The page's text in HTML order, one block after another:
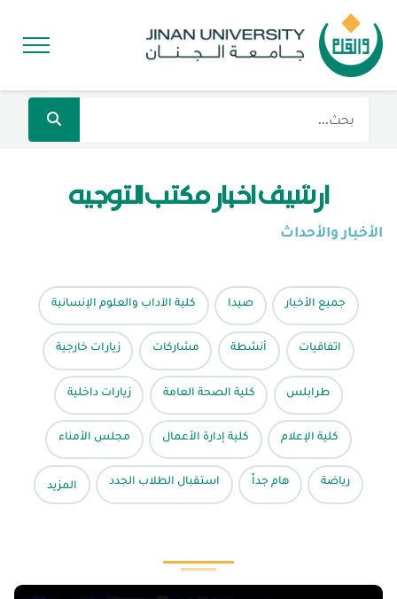
أرشيف أخبار مكتب التوجيه
الأخبار والأحداث
جميع الأخبار صيدا كلية الآداب والعلوم الإنسانية
اتفاقيات أنشطة مشاركات زيارات خارجية
طرابلس كلية الصحة العامة زيارات داخلية
كلية الإعلام كلية إدارة الأعمال مجلس الأمناء
رياضة هام جداً استقبال الطلاب الجدد المزيد